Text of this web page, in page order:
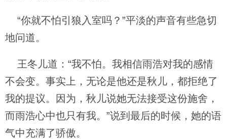
“你就不怕引狼入室吗？”平淡的声音有些急切
地问道。
王冬儿道：“我不怕。我相信雨浩对我的感情
不会变。事实上，无论是他还是秋儿，都拒绝了
我的提议。因为，秋儿说她无法接受这份施舍，
而雨浩心中也只有我。”说到最后的时候，她的语
气中充满了骄傲。